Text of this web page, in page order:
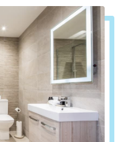
instalación de platos de
eliminar barreras para
o para aquellos que